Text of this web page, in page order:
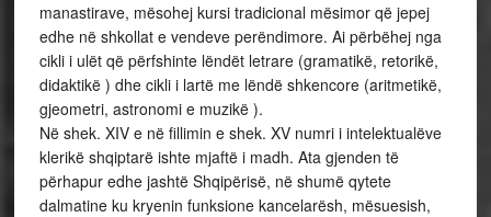
manastirave, mësohej kursi tradicional mësimor që jepej
edhe në shkollat e vendeve perëndimore. Ai përbëhej nga
cikli i ulët që përfshinte lëndët letrare (gramatikë, retorikë,
didaktikë ) dhe cikli i lartë me lëndë shkencore (aritmetikë,
gjeometri, astronomi e muzikë ).
Në shek. XIV e në fillimin e shek. XV numri i intelektualëve
klerikë shqiptarë ishte mjaftë i madh. Ata gjenden të
përhapur edhe jashtë Shqipërisë, në shumë qytete
dalmatine ku kryenin funksione kancelarësh, mësuesish,